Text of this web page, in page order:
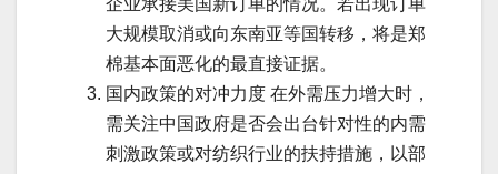
企业承接美国新订单的情况。若出现订单
大规模取消或向东南亚等国转移，将是郑
棉基本面恶化的最直接证据。
国内政策的对冲力度 在外需压力增大时，
需关注中国政府是否会出台针对性的内需
刺激政策或对纺织行业的扶持措施，以部